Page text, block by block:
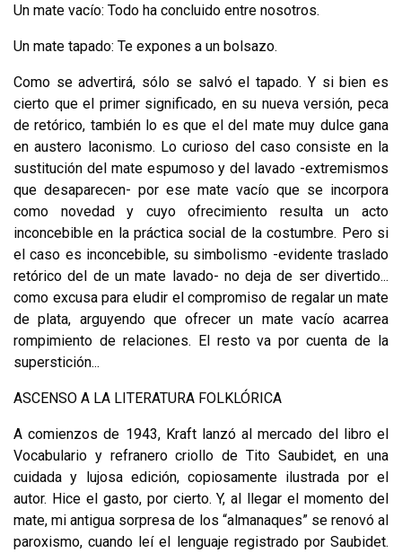
Un mate vacío: Todo ha concluido entre nosotros.
Un mate tapado: Te expones a un bolsazo.
Como se advertirá, sólo se salvó el tapado. Y si bien es
cierto que el primer significado, en su nueva versión, peca
de retórico, también lo es que el del mate muy dulce gana
en austero laconismo. Lo curioso del caso consiste en la
sustitu­ción del mate espumoso y del lavado -extremismos
que desaparecen- por ese mate vacío que se incorpora
como novedad y cuyo ofrecimiento resulta un acto
inconcebible en la práctica social de la costumbre. Pero si
el caso es inconcebi­ble, su simbolismo -evidente traslado
retórico del de un mate lavado- no deja de ser divertido...
como excusa para eludir el compromiso de regalar un mate
de plata, arguyendo que ofrecer un mate vacío acarrea
rompimiento de relaciones. El resto va por cuenta de la
superstición...
ASCENSO A LA LITERATURA FOLKLÓRICA
A comienzos de 1943, Kraft lanzó al mercado del libro el
Vocabulario y refra­nero criollo de Tito Saubidet, en una
cuidada y lujosa edición, copiosamente ilustrada por el
autor. Hice el gasto, por cierto. Y, al llegar el momento del
mate, mi antigua sorpresa de los “almanaques” se renovó al
paroxismo, cuando leí el lenguaje registrado por Saubidet.